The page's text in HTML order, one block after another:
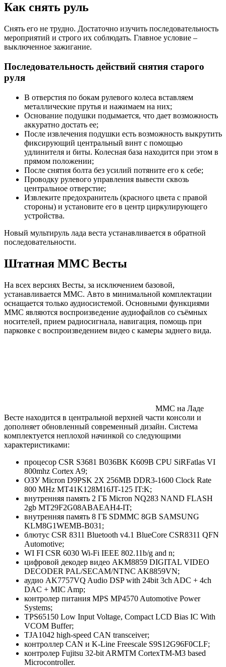
Как снять руль
Снять его не трудно. Достаточно изучить последовательность
мероприятий и строго их соблюдать. Главное условие –
выключенное зажигание.
Последовательность действий снятия старого
руля
В отверстия по бокам рулевого колеса вставляем
металлические прутья и нажимаем на них;
Основание подушки подымается, что дает возможность
аккуратно достать ее;
После извлечения подушки есть возможность выкрутить
фиксирующий центральный винт с помощью
удлинителя и биты. Колесная база находится при этом в
прямом положении;
После снятия болта без усилий потяните его к себе;
Проводку рулевого управления вывести сквозь
центральное отверстие;
Извлеките предохранитель (красного цвета с правой
стороны) и установите его в центр циркулирующего
устройства.
Новый мультируль лада веста устанавливается в обратной
последовательности.
Штатная ММС Весты
На всех версиях Весты, за исключением базовой,
устанавливается ММС. Авто в минимальной комплектации
оснащается только аудиосистемой. Основными функциями
ММС являются воспроизведение аудиофайлов со съёмных
носителей, прием радиосигнала, навигация, помощь при
парковке с воспроизведением видео с камеры заднего вида.
ММС на Ладе
Весте находится в центральной верхней части консоли и
дополняет обновленный современный дизайн. Система
комплектуется неплохой начинкой со следующими
характеристиками:
процесор CSR S3681 B036BK K609B CPU SiRFatlas VI
800mhz Cortex A9;
ОЗУ Micron D9PSK 2X 256MB DDR3-1600 Clock Rate
800 MHz MT41K128M16JT-125 IT:K;
внутренняя память 2 ГБ Micron NQ283 NAND FLASH
2gb MT29F2G08ABAEAH4-IT;
внутренняя память 8 ГБ SDMMC 8GB SAMSUNG
KLM8G1WEMB-B031;
блютус CSR 8311 Bluetooth v4.1 BlueCore CSR8311 QFN
Automotive;
WI FI CSR 6030 Wi-Fi IEEE 802.11b/g and n;
цифровой декодер видео AKM8859 DIGITAL VIDEO
DECODER PAL/SECAM/NTNC AK8859VN;
аудио AK7757VQ Audio DSP with 24bit 3ch ADC + 4ch
DAC + MIC Amp;
контролер питания MPS MP4570 Automotive Power
Systems;
TPS65150 Low Input Voltage, Compact LCD Bias IC With
VCOM Buffer;
TJA1042 high-speed CAN transceiver;
контроллер CAN и K-Line Freescale S9S12G96F0CLF;
контролер Fujitsu 32-bit ARMTM CortexTM-M3 based
Microcontroller.